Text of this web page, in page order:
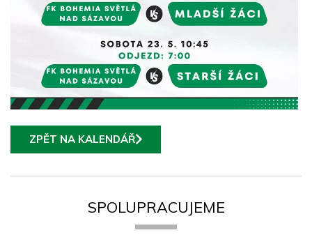
ZPĚT NA KALENDÁŘ
SPOLUPRACUJEME